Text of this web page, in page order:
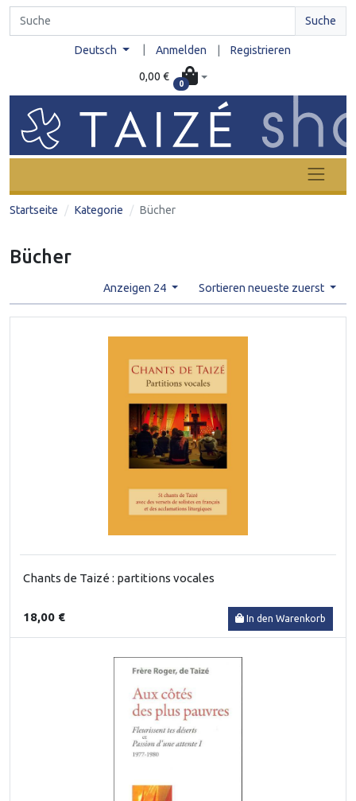
Suche
Deutsch Anmelden Registrieren
0,00 €
0
Startseite Kategorie Bücher
Bücher
Anzeigen 24 Sortieren neueste zuerst
Chants de Taizé : partitions vocales
18,00 € In den Warenkorb